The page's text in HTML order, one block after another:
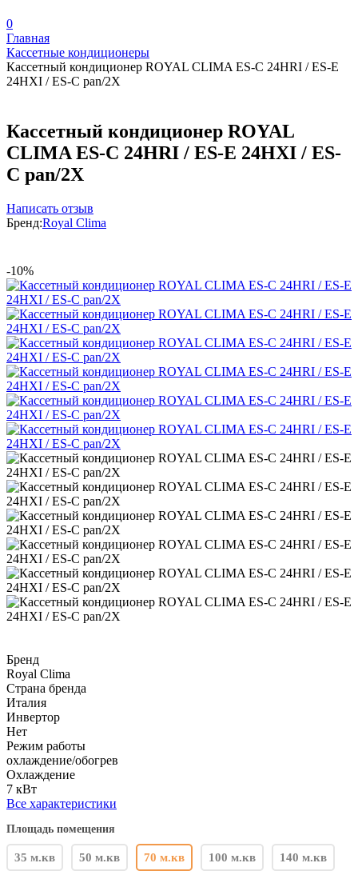
0
Главная
Кассетные кондиционеры
Кассетный кондиционер ROYAL CLIMA ES-C 24HRI / ES-E
24HXI / ES-C pan/2X
Кассетный кондиционер ROYAL
CLIMA ES-C 24HRI / ES-E 24HXI / ES-
C pan/2X
Написать отзыв
Бренд:Royal Clima
-10%
Бренд
Royal Clima
Страна бренда
Италия
Инвертор
Нет
Режим работы
охлаждение/обогрев
Охлаждение
7 кВт
Все характеристики
Площадь помещения
35 м.кв 50 м.кв 70 м.кв 100 м.кв 140 м.кв